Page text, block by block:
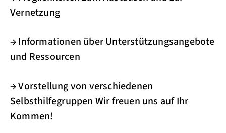
Vernetzung
→ Informationen über Unterstützungsangebote
und Ressourcen
→ Vorstellung von verschiedenen
Selbsthilfegruppen Wir freuen uns auf Ihr
Kommen!